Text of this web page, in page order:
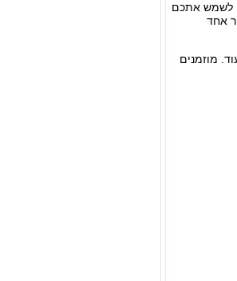
לשמש אתכם
אחד
מוזמנים